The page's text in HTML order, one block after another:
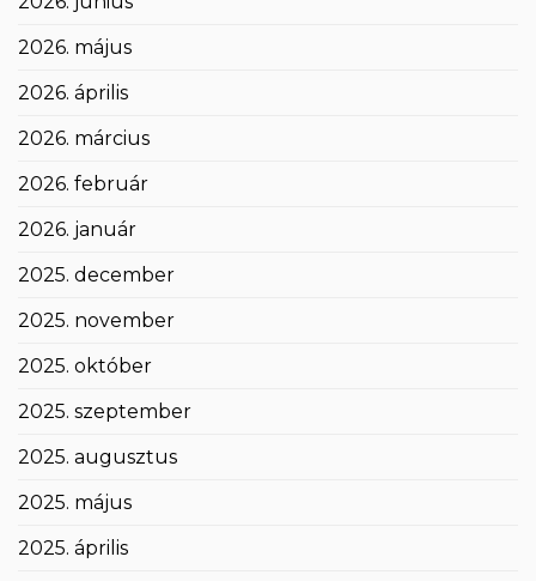
2026. május
2026. április
2026. március
2026. február
2026. január
2025. december
2025. november
2025. október
2025. szeptember
2025. augusztus
2025. május
2025. április